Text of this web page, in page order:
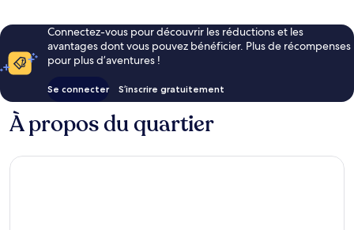
Connectez-vous pour découvrir les réductions et les
avantages dont vous pouvez bénéficier. Plus de récompenses
pour plus d’aventures !
Se connecter S’inscrire gratuitement
À propos du quartier